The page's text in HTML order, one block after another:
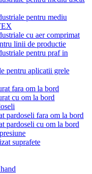
pentru mediu
cu aer comprimat
linii de productie
pentru praf in
pentru aplicatii grele
fara om la bord
cu om la bord
pardoseli fara om la bord
pardoseli cu om la bord
suprafete